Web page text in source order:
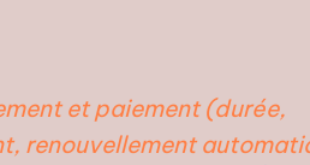
et paiement (durée,
renouvellement